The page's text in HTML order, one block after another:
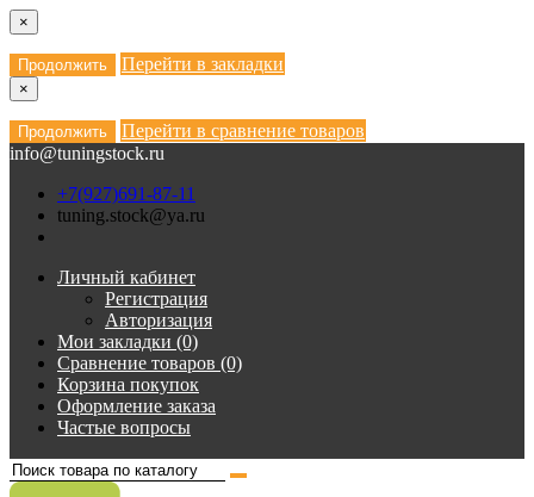
×
Продолжить Перейти в закладки
×
Продолжить
Перейти в сравнение товаров
info@tuningstock.ru
+7(927)691-87-11
tuning.stock@ya.ru
Личный кабинет
Регистрация
Авторизация
Мои закладки (0)
Сравнение товаров (0)
Корзина покупок
Оформление заказа
Частые вопросы